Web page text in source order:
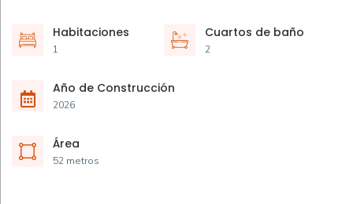
Habitaciones
1
Cuartos de baño
2
Año de Construcción
2026
Área
52 metros